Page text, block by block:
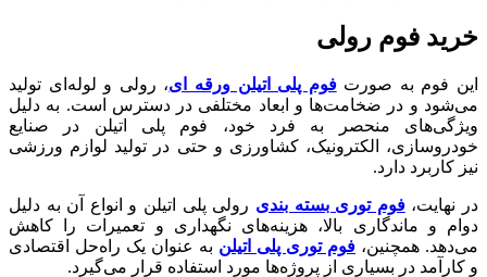
خرید فوم رولی
این فوم به صورتفوم پلی اتیلن ورقه‌ ای، رولی و لوله‌ای تولید
می‌شود و در ضخامت‌ها و ابعاد مختلفی در دسترس است. به دلیل
ویژگی‌های منحصر به فرد خود، فوم پلی اتیلن در صنایع
خودروسازی، الکترونیک، کشاورزی و حتی در تولید لوازم ورزشی
نیز کاربرد دارد.
در نهایت،فوم توری بسته بندی رولی پلی اتیلن و انواع آن به دلیل
دوام و ماندگاری بالا، هزینه‌های نگهداری و تعمیرات را کاهش
می‌دهد. همچنین، فوم توری پلی اتیلن به عنوان یک راه‌حل اقتصادی
و کارآمد در بسیاری از پروژه‌ها مورد استفاده قرار می‌گیرد.